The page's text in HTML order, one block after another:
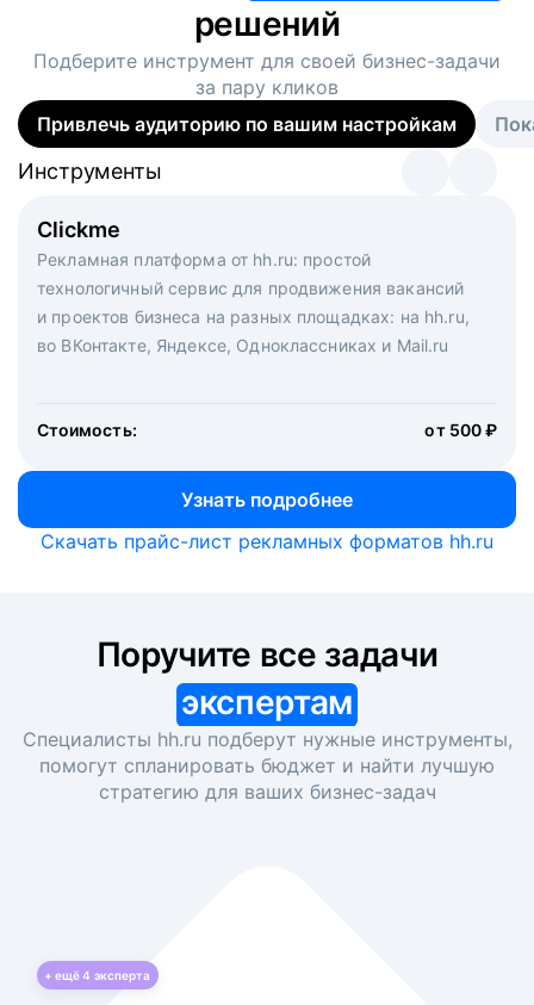
решений
Подберите инструмент для своей бизнес-задачи
за пару кликов
Привлечь аудиторию по вашим настройкам
Clickme
Рекламная платформа от hh.ru: простой
технологичный сервис для продвижения вакансий
и проектов бизнеса на разных площадках: на hh.ru,
во ВКонтакте, Яндексе, Одноклассниках и Mail.ru
Стоимость: от 500 ₽
Узнать подробнее
Инструменты
Вакансия дня
Рекламный формат для вакансий на главной странице
hh.ru. Увеличивает количество откликов
Инструменты
Массовый подбор под ключ. Решите, сколько
кандидатов и когда вам нужно, и за дело возьмутся
маркетологи, рекрутеры и проектные менеджеры
hh.ru с целым набором digital-инструментов
Инструменты
Скачать прайс-лист рекламных форматов hh.ru
экспертам
Специалисты hh.ru подберут нужные инструменты,
помогут спланировать бюджет и найти лучшую
стратегию для ваших бизнес-задач
+ ещё4 эксперта